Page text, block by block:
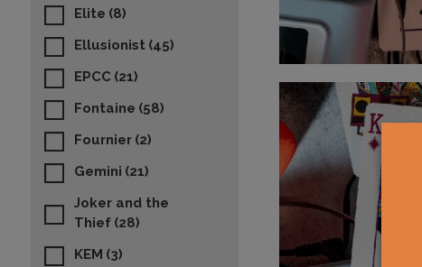
Elite (8)
Ellusionist (45)
EPCC (21)
Fontaine (58)
Fournier (2)
Gemini (21)
Joker and the
Thief (28)
KEM (3)